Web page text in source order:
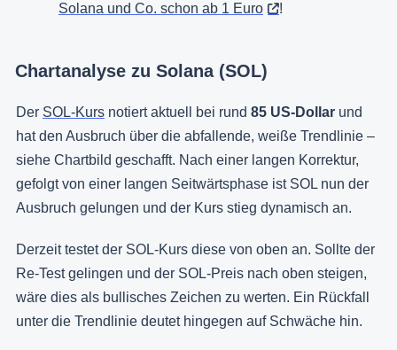
Solana und Co. schon ab 1 Euro
!
Chartanalyse zu Solana (SOL)
Der SOL-Kurs notiert aktuell bei rund 85 US-Dollar und
hat den Ausbruch über die abfallende, weiße Trendlinie –
siehe Chartbild geschafft. Nach einer langen Korrektur,
gefolgt von einer langen Seitwärtsphase ist SOL nun der
Ausbruch gelungen und der Kurs stieg dynamisch an.
Derzeit testet der SOL-Kurs diese von oben an. Sollte der
Re-Test gelingen und der SOL-Preis nach oben steigen,
wäre dies als bullisches Zeichen zu werten. Ein Rückfall
unter die Trendlinie deutet hingegen auf Schwäche hin.